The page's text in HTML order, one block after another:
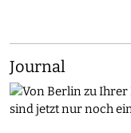
Journal